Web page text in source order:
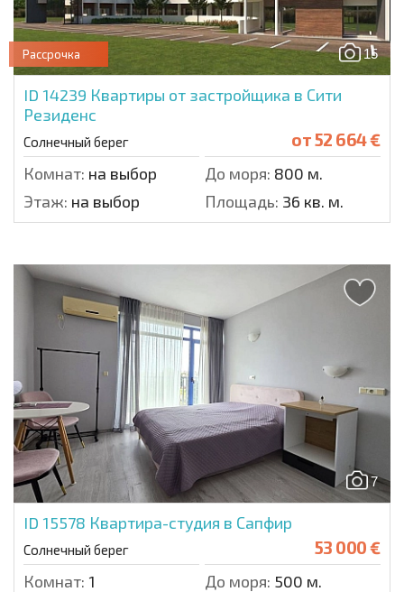
15
Рассрочка
ID 14239 Квартиры от застройщика в Сити
Резиденс
Солнечный берег от52 664 €
Комнат: на выбор До моря: 800 м.
Этаж: на выбор Площадь: 36 кв. м.
7
ID 15578 Квартира-студия в Сапфир
Солнечный берег 53 000 €
Комнат: 1 До моря: 500 м.